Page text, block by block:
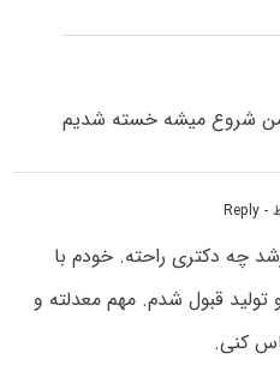
شروع میشه خسته شدیم
- Reply
چه دکتری راحته. خودم با
و تولید قبول شدم. مهم معدلته و
کنی.